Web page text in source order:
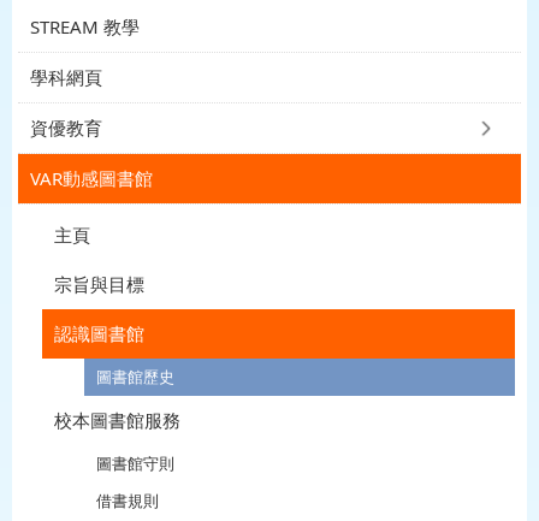
STREAM 教學
學科網頁
資優教育
VAR動感圖書館
主頁
宗旨與目標
認識圖書館
圖書館歷史
校本圖書館服務
圖書館守則
借書規則